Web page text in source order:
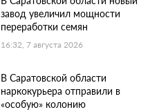
завод увеличил мощности
переработки семян
16:32, 7 августа 2026
В Саратовской области
наркокурьера отправили в
«особую» колонию